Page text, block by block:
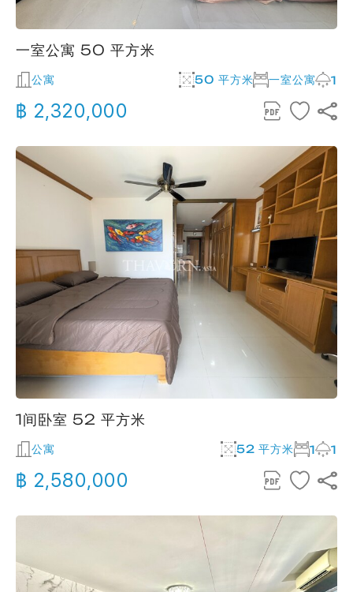
一室公寓 50 平方米
公寓 50 平方米 一室公寓 1
฿ 2,320,000
1间卧室 52 平方米
公寓 52 平方米 1 1
฿ 2,580,000